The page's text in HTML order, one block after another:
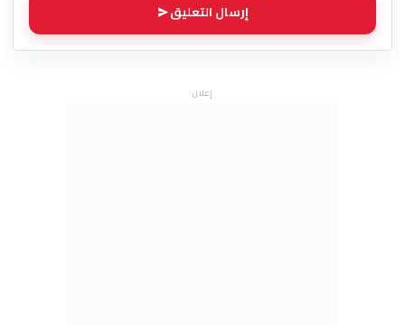
إرسال التعليق
إعلان